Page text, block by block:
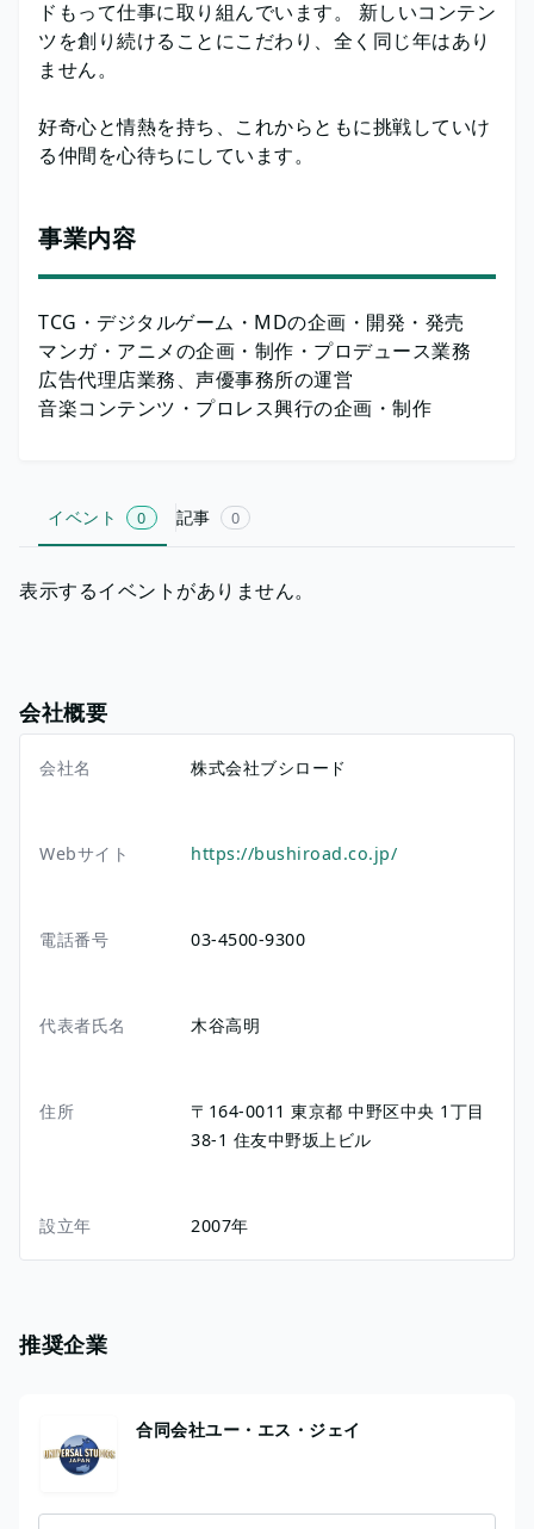
ドもって仕事に取り組んでいます。 新しいコンテン
ツを創り続けることにこだわり、全く同じ年はあり
ません。
好奇心と情熱を持ち、これからともに挑戦していけ
る仲間を心待ちにしています。
事業内容
TCG・デジタルゲーム・MDの企画・開発・発売
マンガ・アニメの企画・制作・プロデュース業務
広告代理店業務、声優事務所の運営
音楽コンテンツ・プロレス興行の企画・制作
イベント 0 記事 0
表示するイベントがありません。
会社概要
会社名 株式会社ブシロード
Webサイト https://bushiroad.co.jp/
電話番号 03-4500-9300
代表者氏名 木谷高明
住所 〒164-0011東京都中野区中央 1丁目
38-1 住友中野坂上ビル
設立年 2007年
推奨企業
合同会社ユー・エス・ジェイ